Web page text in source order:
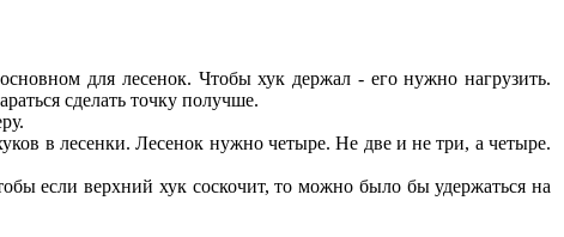
для лесенок. Чтобы хук держал - его нужно нагрузить.
сделать точку получше.
в лесенки. Лесенок нужно четыре. Не две и не три, а четыре.
если верхний хук соскочит, то можно было бы удержаться на